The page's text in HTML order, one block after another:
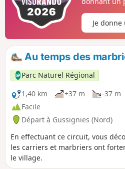
Je
Au temps des
Parc Naturel Régional
1,40 km
+37 m -37 m
Facile
Départ à Gussignies (Nord)
En effectuant ce circuit, vous
les carriers et marbriers ont
le village.